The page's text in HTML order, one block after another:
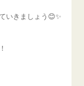
いきましょう😊✨